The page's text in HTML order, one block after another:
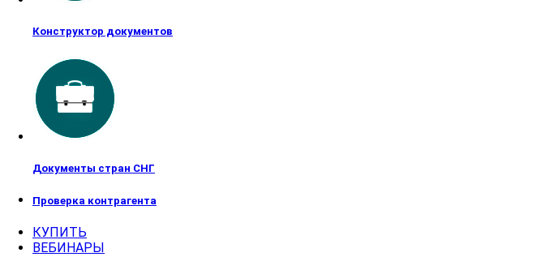
Конструктор документов
Документы стран СНГ
Проверка контрагента
КУПИТЬ
ВЕБИНАРЫ